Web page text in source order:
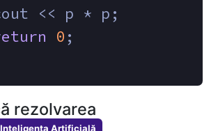
<< p * p;
0 ;
rezolvarea
Artificială